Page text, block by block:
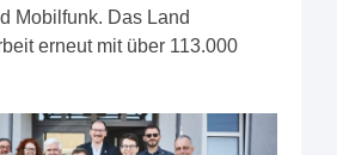
Mobilfunk. Das Land
erneut mit über 113.000